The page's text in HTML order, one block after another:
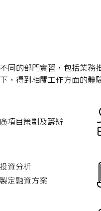
同的部門實習，包括業
，得到相關工作方面的體
項目策劃及籌辦
資分析
定融資方案